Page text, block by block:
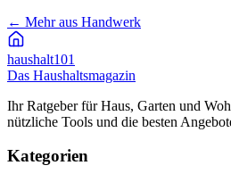
← Mehr aus Handwerk
haushalt101
Das Haushaltsmagazin
Ihr Ratgeber für Haus, Garten und
nützliche Tools und die besten
Kategorien